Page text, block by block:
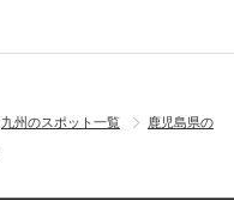
九州のスポット一覧
鹿児島県の